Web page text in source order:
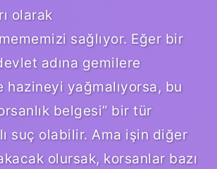
olarak
sağlıyor. Eğer bir
adına gemilere
hazineyi yağmalıyorsa, bu
belgesi” bir tür
suç olabilir. Ama işin diğer
olursak, korsanlar bazı